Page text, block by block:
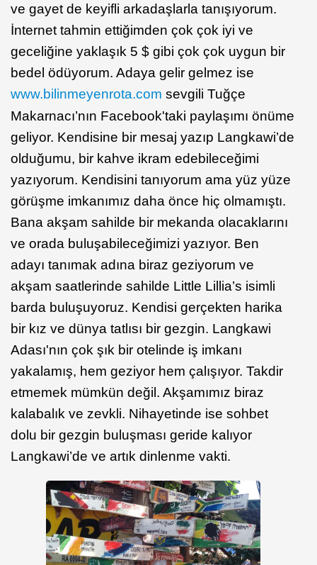
ve gayet de keyifli arkadaşlarla tanışıyorum.
İnternet tahmin ettiğimden çok çok iyi ve
geceliğine yaklaşık 5 $ gibi çok çok uygun bir
bedel ödüyorum. Adaya gelir gelmez ise
www.bilinmeyenrota.com sevgili Tuğçe
Makarnacı’nın Facebook'taki paylaşımı önüme
geliyor. Kendisine bir mesaj yazıp Langkawi’de
olduğumu, bir kahve ikram edebileceğimi
yazıyorum. Kendisini tanıyorum ama yüz yüze
görüşme imkanımız daha önce hiç olmamıştı.
Bana akşam sahilde bir mekanda olacaklarını
ve orada buluşabileceğimizi yazıyor. Ben
adayı tanımak adına biraz geziyorum ve
akşam saatlerinde sahilde Little Lillia’s isimli
barda buluşuyoruz. Kendisi gerçekten harika
bir kız ve dünya tatlısı bir gezgin. Langkawi
Adası'nın çok şık bir otelinde iş imkanı
yakalamış, hem geziyor hem çalışıyor. Takdir
etmemek mümkün değil. Akşamımız biraz
kalabalık ve zevkli. Nihayetinde ise sohbet
dolu bir gezgin buluşması geride kalıyor
Langkawi’de ve artık dinlenme vakti.